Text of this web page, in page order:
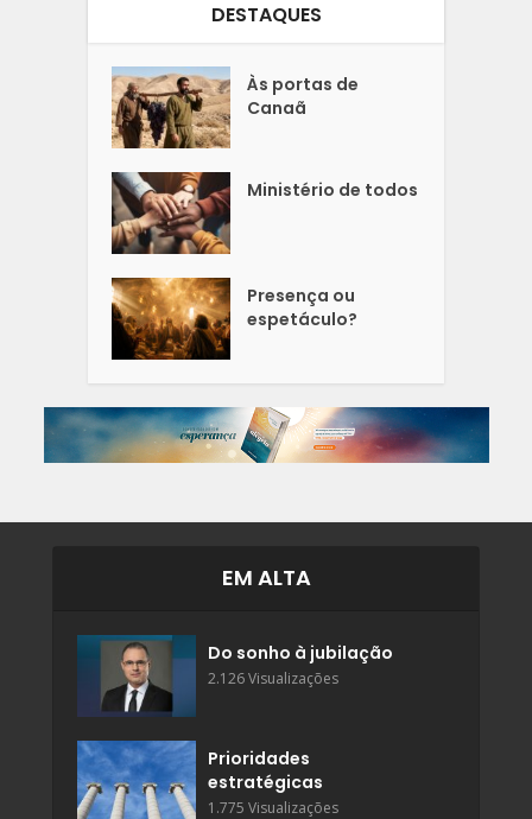
DESTAQUES
Às portas de
Canaã
Ministério de todos
Presença ou
espetáculo?
EM ALTA
Do sonho à jubilação
2.126 Visualizações
Prioridades
estratégicas
1.775 Visualizações